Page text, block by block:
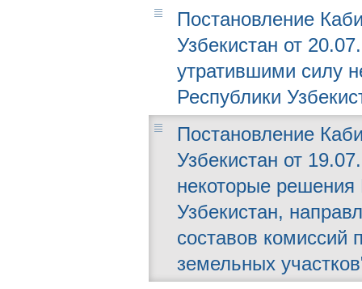
Постановление
Узбекистан от
утратившими силу
Республики
Постановление
Узбекистан от
некоторые решения
Узбекистан,
составов комиссий
земельных